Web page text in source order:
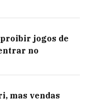
proibir jogos de
no
mas vendas